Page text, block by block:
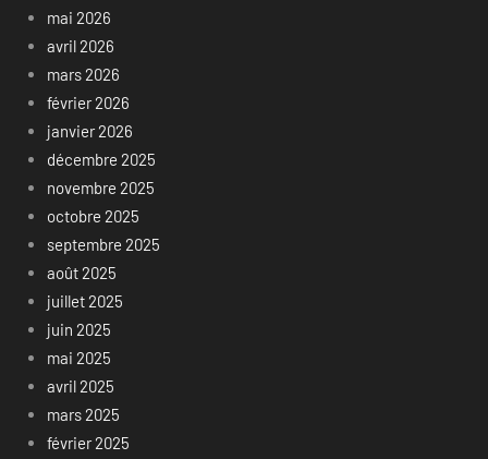
mai 2026
avril 2026
mars 2026
février 2026
janvier 2026
décembre 2025
novembre 2025
octobre 2025
septembre 2025
août 2025
juillet 2025
juin 2025
mai 2025
avril 2025
mars 2025
février 2025